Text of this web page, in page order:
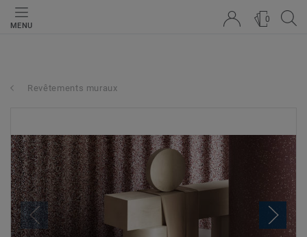
MENU
0
Revêtements muraux